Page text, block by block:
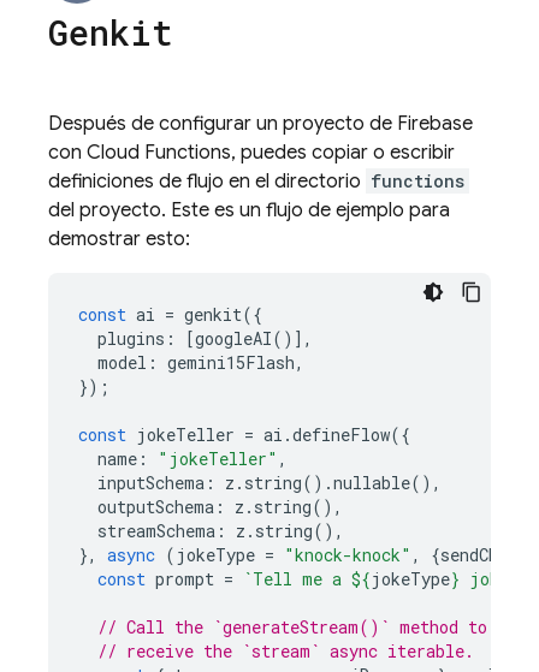
Genkit
Después de configurar un proyecto de Firebase
con Cloud Functions, puedes copiar o escribir
definiciones de flujo en el directorio functions
del proyecto. Este es un flujo de ejemplo para
demostrar esto:
const ai = genkit({
plugins : [googleAI()],
model : gemini15Flash,
});
const jokeTeller = ai .defineFlow({
name : "jokeTeller" ,
inputSchema : z . string().nullable(),
outputSchema : z . string(),
streamSchema : z . string(),
},
async ( jokeType = "knock-knock" , {sendChunk
const prompt = `Tell me a ${jokeType} joke.`
// Call the `generateStream()` method to
// receive the `stream` async iterable.